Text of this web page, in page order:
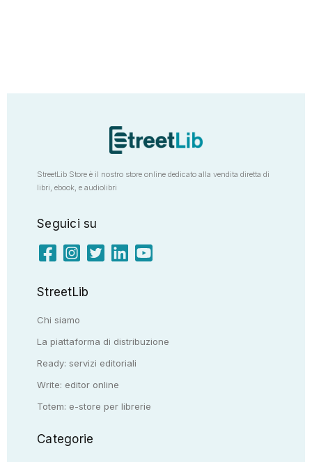
StreetLib Store è il nostro store online dedicato alla vendita diretta di
libri, ebook, e audiolibri
Seguici su
StreetLib
Chi siamo
La piattaforma di distribuzione
Ready: servizi editoriali
Write: editor online
Totem: e-store per librerie
Categorie